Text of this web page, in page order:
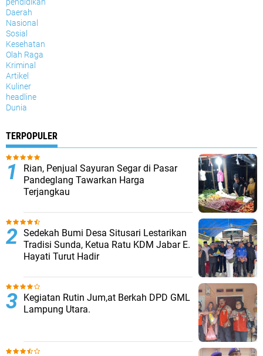
Daerah
Nasional
Sosial
Kesehatan
Olah Raga
Kriminal
Artikel
Kuliner
headline
Dunia
TERPOPULER
Rian, Penjual Sayuran Segar di Pasar
Pandeglang Tawarkan Harga
Terjangkau
Sedekah Bumi Desa Situsari Lestarikan
Tradisi Sunda, Ketua Ratu KDM Jabar E.
Hayati Turut Hadir
Kegiatan Rutin Jum,at Berkah DPD GML
Lampung Utara.